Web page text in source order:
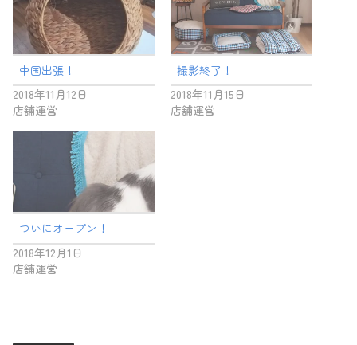
中国出張！
2018年11月12日
店舗運営
撮影終了！
2018年11月15日
店舗運営
ついにオープン！
2018年12月1日
店舗運営